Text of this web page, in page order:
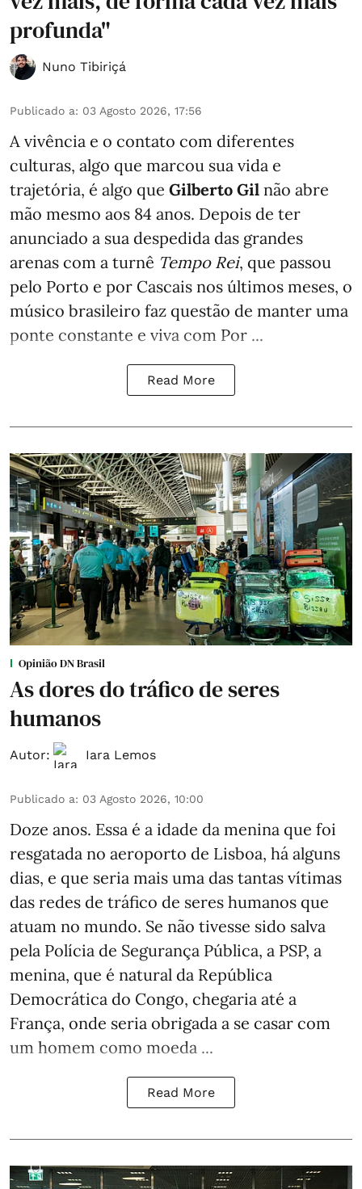
profunda"
Nuno Tibiriçá
Publicado a: 03 Agosto 2026, 17:56
A vivência e o contato com diferentes
culturas, algo que marcou sua vida e
trajetória, é algo que Gilberto Gil não abre
mão mesmo aos 84 anos. Depois de ter
anunciado a sua despedida das grandes
arenas com a turnê Tempo Rei, que passou
pelo Porto e por Cascais nos últimos meses, o
músico brasileiro faz questão de manter uma
ponte constante e viva com Por ...
Read More
Opinião DN Brasil
As dores do tráfico de seres
humanos
Autor: Iara Lemos
Publicado a: 03 Agosto 2026, 10:00
Doze anos. Essa é a idade da menina que foi
resgatada no aeroporto de Lisboa, há alguns
dias, e que seria mais uma das tantas vítimas
das redes de tráfico de seres humanos que
atuam no mundo. Se não tivesse sido salva
pela Polícia de Segurança Pública, a PSP, a
menina, que é natural da República
Democrática do Congo, chegaria até a
França, onde seria obrigada a se casar com
um homem como moeda ...
Read More